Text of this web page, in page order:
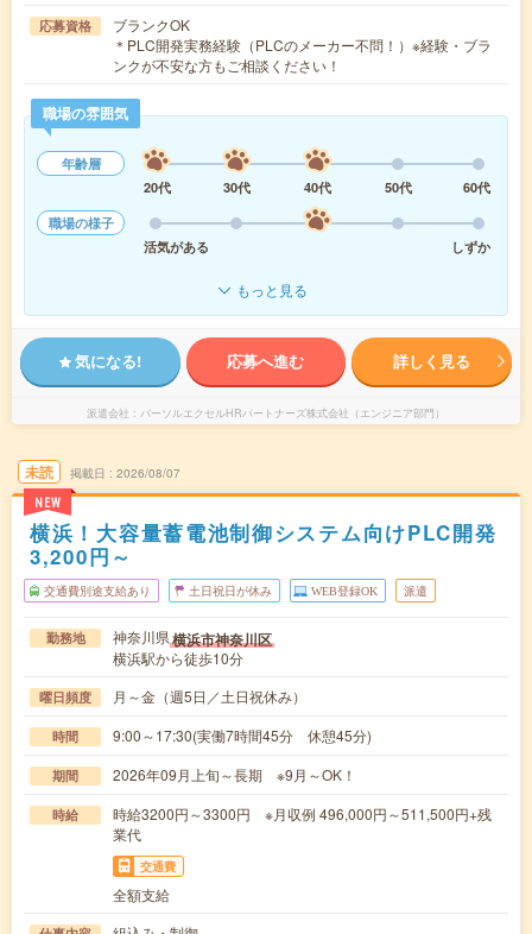
応募資格
ブランクOK
＊PLC開発実務経験（PLCのメーカー不問！）※経験・ブラ
ンクが不安な方もご相談ください！
職場の雰囲気
年齢層
20代
30代 40代 50代
60代
職場の様子
活気がある
しずか
もっと見る
気になる! 応募へ進む 詳しく見る
派遣会社 パーソルエクセルHRパートナーズ株式会社（エンジニア部門）
未読
NEW
掲載日 2026/08/07
横浜！大容量蓄電池制御システム向けPLC開発
3,200円～
交通費別途支給あり 土日祝日が休み WEB登録OK 派遣
勤務地 神奈川県横浜市神奈川区
横浜駅から徒歩10分
曜日頻度 月～金（週5日／土日祝休み）
時間 9:00～17:30(実働7時間45分 休憩45分)
期間 2026年09月上旬～長期 ※9月～OK！
時給
時給3200円～3300円 ※月収例 496,000円～511,500円+残
業代
交通費
全額支給